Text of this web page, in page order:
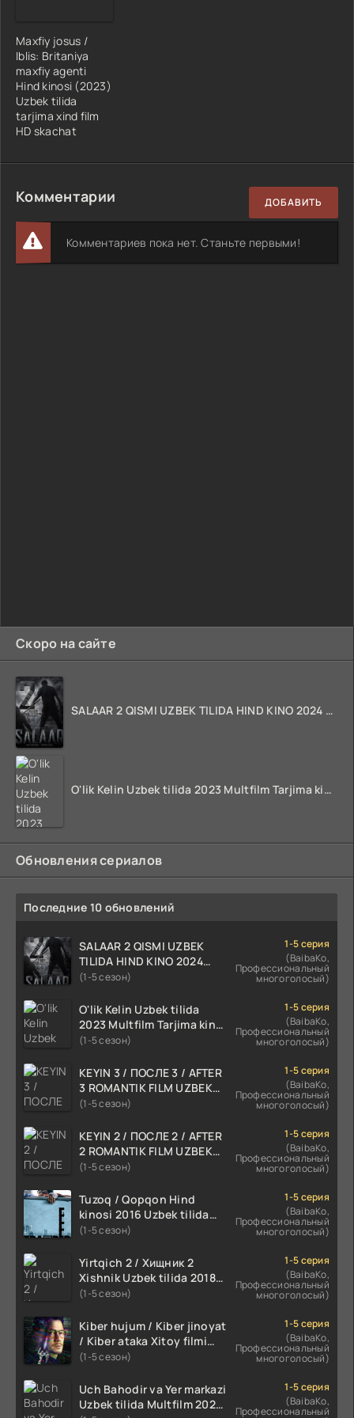
Скоро на сайте
SALAAR 2 QISMI UZBEK TILIDA HIND KINO 2024 TARJIMA 720p HD Skachat
O'lik Kelin Uzbek tilida 2023 Multfilm Tarjima kino skachat
Обновления сериалов
Последние 10 обновлений
SALAAR 2 QISMI UZBEK
TILIDA HIND KINO 2024
TARJIMA 720p HD Skachat
(1-5 сезон)
1-5 серия
(BaibaKo,
Профессиональный
многоголосый)
O'lik Kelin Uzbek tilida
2023 Multfilm Tarjima kino
skachat
(1-5 сезон)
1-5 серия
(BaibaKo,
Профессиональный
многоголосый)
KEYIN 3 / ПОСЛЕ 3 / AFTER
3 ROMANTIK FILM UZBEK
TILIDA 2021 TARJIMA FILM
(1-5 сезон)
1-5 серия
(BaibaKo,
Профессиональный
многоголосый)
KEYIN 2 / ПОСЛЕ 2 / AFTER
2 ROMANTIK FILM UZBEK
TILIDA 2020 TARJIMA FILM
(1-5 сезон)
1-5 серия
(BaibaKo,
Профессиональный
многоголосый)
Tuzoq / Qopqon Hind
kinosi 2016 Uzbek tilida
tarjima film HD
(1-5 сезон)
1-5 серия
(BaibaKo,
Профессиональный
многоголосый)
Yirtqich 2 / Хищник 2
Xishnik Uzbek tilida 2018-
2024 O'zbekcha tarjima
(1-5 сезон)
1-5 серия
(BaibaKo,
Профессиональный
многоголосый)
Kiber hujum / Kiber jinoyat
/ Kiber ataka Xitoy filmi
Uzbek tilida O'zbekcha
HD skachat
(1-5 сезон)
1-5 серия
(BaibaKo,
Профессиональный
многоголосый)
Uch Bahodir va Yer markazi
Uzbek tilida Multfilm 2025
1-5 серия
(BaibaKo,
Профессиональный
Maxfiy josus /
Iblis: Britaniya
maxfiy agenti
Hind kinosi (2023)
Uzbek tilida
tarjima xind film
HD skachat
Комментарии ДОБАВИТЬ
Комментариев пока нет. Станьте первыми!